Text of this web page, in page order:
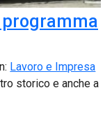
programma
In: Lavoro e Impresa
storico e anche a